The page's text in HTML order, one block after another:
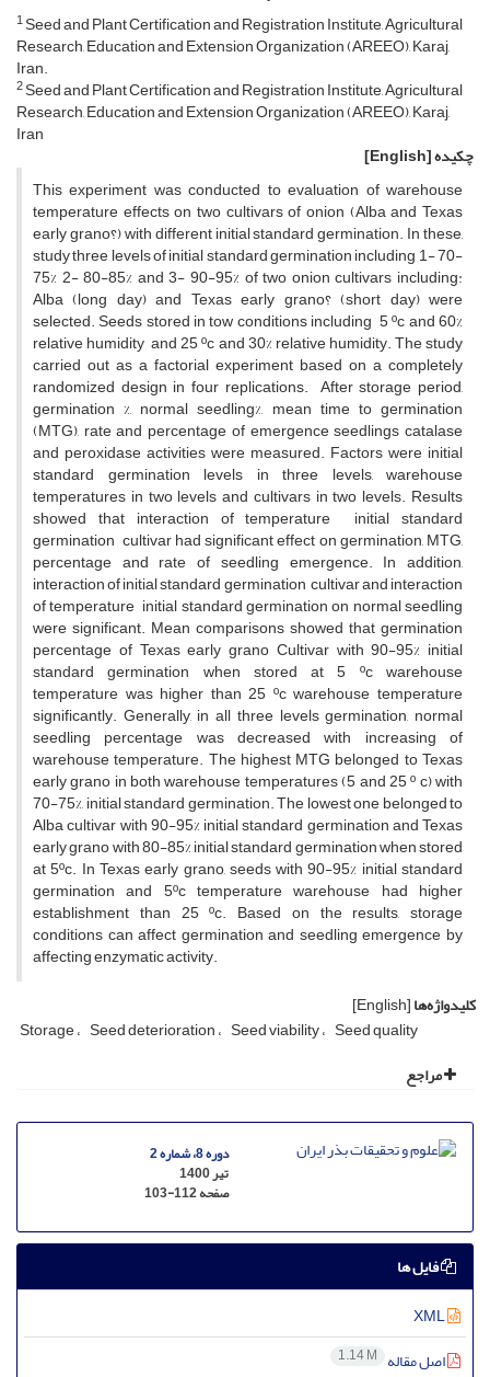
1Seed and Plant Certification and Registration Institute, Agricultural
Research, Education and Extension Organization (AREEO), Karaj,
Iran.
2Seed and Plant Certification and Registration Institute, Agricultural
Research, Education and Extension Organization (AREEO), Karaj,
Iran
چکیده[English]
This experiment was conducted to evaluation of warehouse
temperature effects on two cultivars of onion (Alba and Texas
early grano؟) with different initial standard germination. In these,
study three levels of initial standard germination including 1- 70-
75% 2- 80-85% and 3- 90-95% of two onion cultivars including:
Alba (long day) and Texas early grano؟ (short day) were
selected. Seeds stored in tow conditions including 5 ºc and 60%
relative humidity and 25 ºc and 30% relative humidity. The study
carried out as a factorial experiment based on a completely
randomized design in four replications. After storage period,
germination %, normal seedling%, mean time to germination
(MTG), rate and percentage of emergence seedlings catalase
and peroxidase activities were measured. Factors were initial
standard germination levels in three levels, warehouse
temperatures in two levels and cultivars in two levels. Results
showed that interaction of temperature initial standard
germination cultivar had significant effect on germination, MTG,
percentage and rate of seedling emergence. In addition,
interaction of initial standard germination cultivar and interaction
of temperature initial standard germination on normal seedling
were significant. Mean comparisons showed that germination
percentage of Texas early grano Cultivar with 90-95% initial
standard germination when stored at 5 ºc warehouse
temperature was higher than 25 ºc warehouse temperature
significantly. Generally, in all three levels germination, normal
seedling percentage was decreased with increasing of
warehouse temperature. The highest MTG belonged to Texas
early grano in both warehouse temperatures (5 and 25 º c) with
70-75%, initial standard germination. The lowest one belonged to
Alba cultivar with 90-95% initial standard germination and Texas
early grano with 80-85% initial standard germination when stored
at 5ºc. In Texas early grano, seeds with 90-95% initial standard
germination and 5ºc temperature warehouse had higher
establishment than 25 ºc. Based on the results, storage
conditions can affect germination and seedling emergence by
affecting enzymatic activity.
کلیدواژه‌ها[English]
Storage Seed deterioration Seed viability Seed quality
مراجع
دوره 8، شماره 2
تیر 1400
صفحه103-112
فایل ها
اصل مقاله 1.14 M